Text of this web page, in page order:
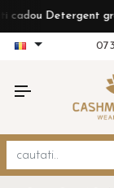
Detergent